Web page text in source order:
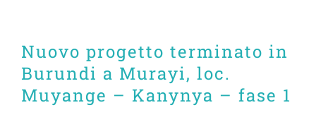
Nuovo progetto terminato in
Burundi a Murayi, loc.
Muyange – Kanynya – fase 1